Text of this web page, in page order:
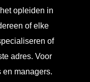
opleiden in
of elke
of
adres. Voor
managers.